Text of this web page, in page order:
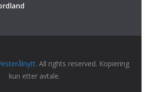
. All rights reserved. Kopiering
kun etter avtale.